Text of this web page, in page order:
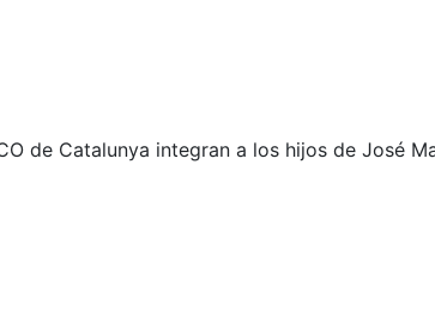
de Catalunya integran a los hijos de José